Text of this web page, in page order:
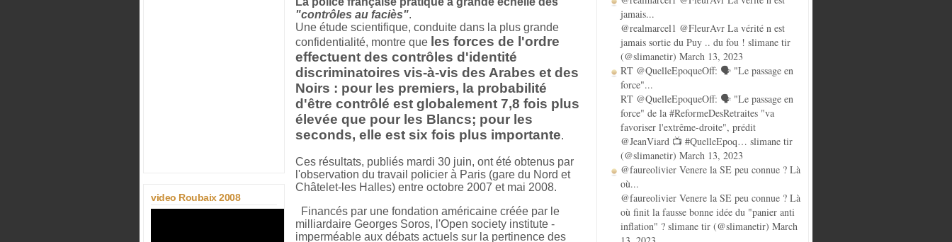
video Roubaix 2008
"contrôles au faciès".
Une étude scientifique, conduite dans la plus grande
confidentialité, montre que les forces de l'ordre
effectuent des contrôles d'identité
discriminatoires vis-à-vis des Arabes et des
Noirs : pour les premiers, la probabilité
d'être contrôlé est globalement 7,8 fois plus
élevée que pour les Blancs; pour les
seconds, elle est six fois plus importante.
Ces résultats, publiés mardi 30 juin, ont été obtenus par
l'observation du travail policier à Paris (gare du Nord et
Châtelet-les Halles) entre octobre 2007 et mai 2008.
Financés par une fondation américaine créée par le
milliardaire Georges Soros, l'Open society institute -
imperméable aux débats actuels sur la pertinence des
jamais...
@realmarcel1 @FleurAvr La vérité n est
jamais sortie du Puy .. du fou ! slimane tir
(@slimanetir) March 13, 2023
RT @QuelleEpoqueOff: 🗣️ "Le passage en
force"...
RT @QuelleEpoqueOff: 🗣️ "Le passage en
force" de la #ReformeDesRetraites "va
favoriser l'extrême-droite", prédit
@JeanViard 📺 #QuelleEpoq… slimane tir
(@slimanetir) March 13, 2023
@faureolivier Venere la SE peu connue ? Là
où...
@faureolivier Venere la SE peu connue ? Là
où finit la fausse bonne idée du "panier anti
inflation" ? slimane tir (@slimanetir) March